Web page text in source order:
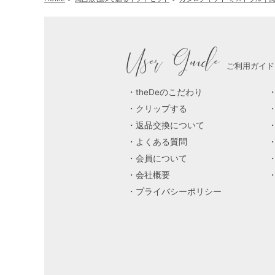
User Guide ご利用ガイド
theDeのこだわり
クリップする
返品交換について
よくある質問
会員について
会社概要
プライバシーポリシー